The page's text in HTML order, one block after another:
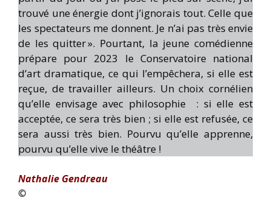
trouvé une énergie dont j’ignorais tout. Celle que
les spectateurs me donnent. Je n’ai pas très envie
de les quitter ». Pourtant, la jeune comédienne
prépare pour 2023 le Conservatoire national
d’art dramatique, ce qui l’empêchera, si elle est
reçue, de travailler ailleurs. Un choix cornélien
qu’elle envisage avec philosophie : si elle est
acceptée, ce sera très bien ; si elle est refusée, ce
sera aussi très bien. Pourvu qu’elle apprenne,
pourvu qu’elle vive le théâtre !
Nathalie Gendreau
©